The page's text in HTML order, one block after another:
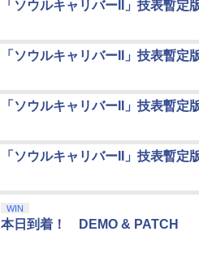
「ソウルキャリバーII」技表暫定
「ソウルキャリバーII」技表暫定
「ソウルキャリバーII」技表暫定
「ソウルキャリバーII」技表暫定
WIN
本日到着！ DEMO & PATCH